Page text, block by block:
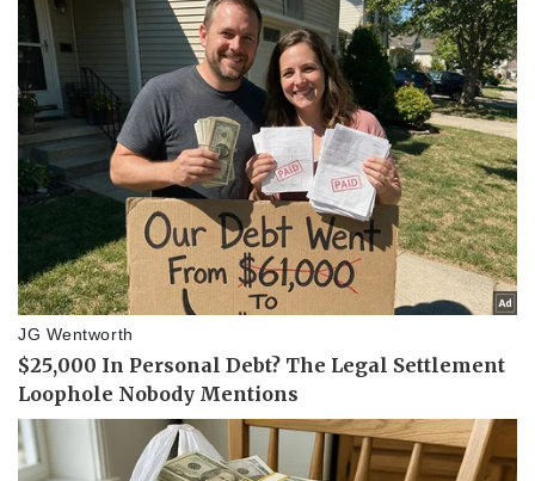
Thể thao
Bóng đá
Thế giới thể thao
eSports
Hậu trường
Ô tô - Xe máy
Xe máy
Tư vấn